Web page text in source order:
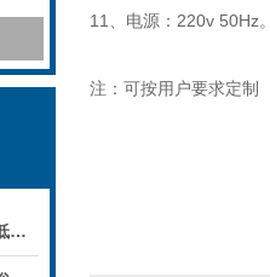
冷冻水浴恒温振荡器如何实现低温下的微生物培养？
11、电源：220v 50Hz。
注：可按用户要求定制